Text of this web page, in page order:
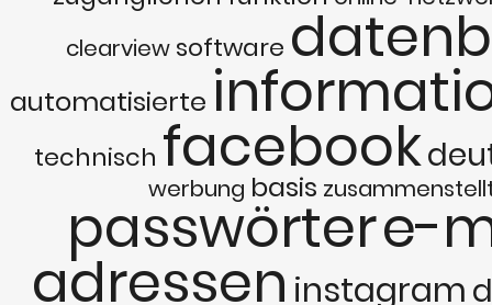
clearview software
automatisierte
technisch facebook
werbung basis
passwörtere-
adressen instagram